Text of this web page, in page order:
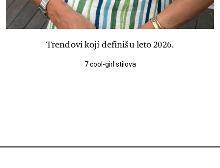
Trendovi koji definišu leto 2026.
7 cool-girl stilova